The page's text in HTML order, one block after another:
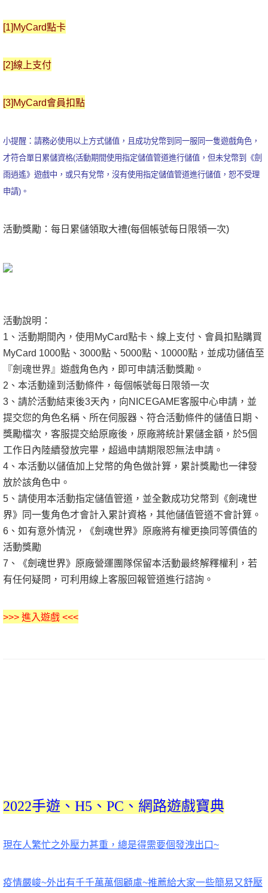
[1]MyCard點卡
[2]線上支付
[3]MyCard會員扣點
小提醒：請務必使用以上方式儲值，且成功兌幣到同一服同一隻遊戲角色，
才符合單日累儲資格(活動期間使用指定儲值管道進行儲值，但未兌幣到《劍
雨逍遙》遊戲中，或只有兌幣，沒有使用指定儲值管道進行儲值，恕不受理
申請)。
活動獎勵：每日累儲領取大禮(每個帳號每日限領一次)
活動說明：
1、活動期間內，使用MyCard點卡、線上支付、會員扣點購買
MyCard 1000點、3000點、5000點、10000點，並成功儲值至
『劍魂世界』遊戲角色內，即可申請活動獎勵。
2、本活動達到活動條件，每個帳號每日限領一次
3、請於活動結束後3天內，向NICEGAME客服中心申請，並
提交您的角色名稱、所在伺服器、符合活動條件的儲值日期、
獎勵檔次，客服提交給原廠後，原廠將統計累儲金額，於5個
工作日內陸續發放完畢，超過申請期限恕無法申請。
4、本活動以儲值加上兌幣的角色做計算，累計獎勵也一律發
放於該角色中。
5、請使用本活動指定儲值管道，並全數成功兌幣到
《劍魂世
界》
同一隻角色才會計入累計資格，其他儲值管道不會計算。
6、如有意外情況，
《劍魂世界》 原廠將有權更換同等價值的
活動獎勵
7、
《劍魂世界》 原廠營運團隊保留本活動最終解釋權利，若
有任何疑問，可利用線上客服回報管道進行諮詢。
>>> 進入遊戲 <<<
2022手遊、H5、PC、網路遊戲寶典
現在人繁忙之外壓力甚重，總是得需要個發洩出口~
疫情嚴峻~外出有千千萬萬個顧慮~推薦給大家一些簡易又舒壓